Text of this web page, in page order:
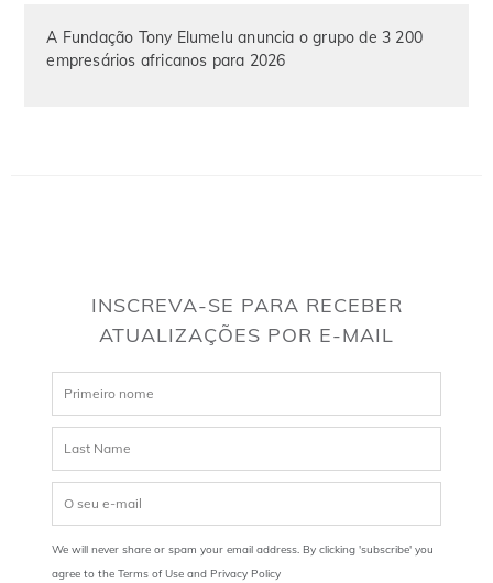
A Fundação Tony Elumelu anuncia o grupo de 3 200
empresários africanos para 2026
INSCREVA-SE PARA RECEBER
ATUALIZAÇÕES POR E-MAIL
We will never share or spam your email address. By clicking 'subscribe' you
agree to the Terms of Use and Privacy Policy